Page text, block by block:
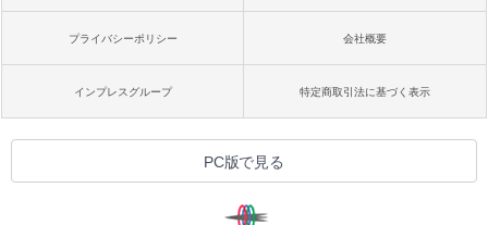
プライバシーポリシー 会社概要
インプレスグループ 特定商取引法に基づく表示
PC版で見る